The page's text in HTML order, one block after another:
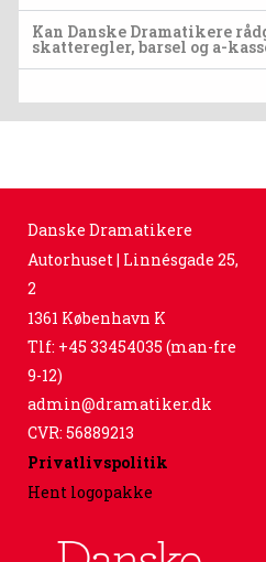
Kan Danske Dramatikere
skatteregler, barsel og a-
Danske Dramatikere
Autorhuset | Linnésgade 25,
2
1361 København K
Tlf: +45 33454035 (man-fre
9-12)
admin@dramatiker.dk
CVR: 56889213
Privatlivspolitik
Hent logopakke